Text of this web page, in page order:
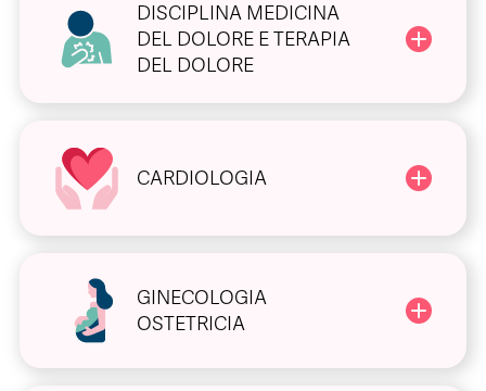
DISCIPLINA MEDICINA
DEL DOLORE E TERAPIA
DEL DOLORE
CARDIOLOGIA
GINECOLOGIA
OSTETRICIA